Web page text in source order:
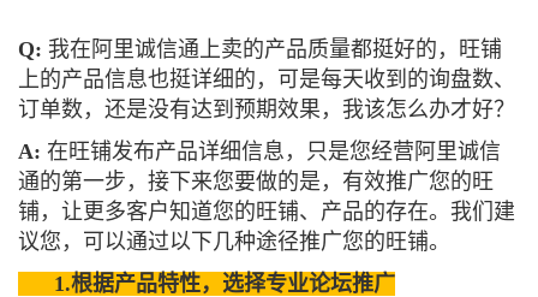
Q: 我在阿里诚信通上卖的产品质量都挺好的，旺铺
上的产品信息也挺详细的，可是每天收到的询盘数、
订单数，还是没有达到预期效果，我该怎么办才好？
A: 在旺铺发布产品详细信息，只是您经营阿里诚信
通的第一步，接下来您要做的是，有效推广您的旺
铺，让更多客户知道您的旺铺、产品的存在。我们建
议您，可以通过以下几种途径推广您的旺铺。
1.根据产品特性，选择专业论坛推广